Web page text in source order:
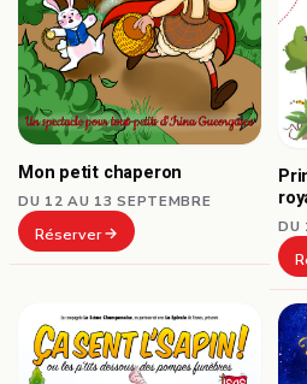
Mon petit chaperon
DU 12 AU 13 SEPTEMBRE
Réserver DU